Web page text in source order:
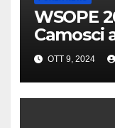
WSOPE
Camosci
Main, vai
OTT 9, 2024